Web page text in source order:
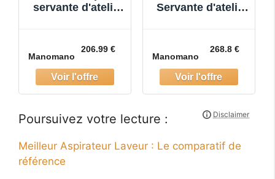
servante d'atelier
Manomano
206.99 €
Servante d'atelier
Manomano
268.8 €
Poursuivez votre lecture :
Meilleur Aspirateur Laveur : Le comparatif de
référence